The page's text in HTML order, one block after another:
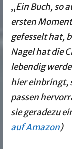
„Ein Buch, so
ersten
gefesselt hat,
Nagel hat die
lebendig
hier einbringt,
passen
sie geradezu
auf Amazon)